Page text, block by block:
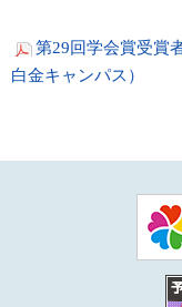
第29回学会賞受賞
白金キャンパス）